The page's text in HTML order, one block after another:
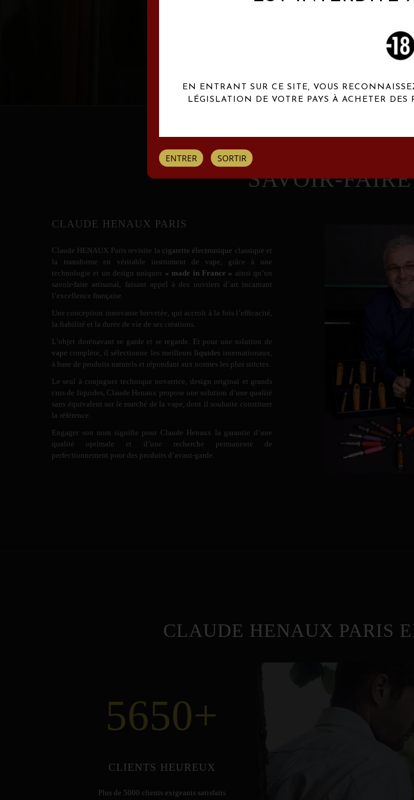
SAVOIR-
CLAUDE HENAUX PARIS
Claude HENAUX Paris revisite la cigarette électronique classique et
la transforme en véritable instrument de vape, grâce à une
technologie et un design uniques « made in France » ainsi qu’un
savoir-faire artisanal, faisant appel à des ouvriers d’art incarnant
l’excellence française.
Une conception innovante brevetée, qui accroît à la fois l’efficacité,
la fiabilité et la durée de vie de ses créations.
L’objet dorénavant se garde et se regarde. Et pour une solution de
vape complète, il sélectionne les meilleurs liquidesinternationaux,
à base de produits naturels et répondant aux normes les plus strictes.
Le seul à conjuguer technique novatrice, design original et grands
crus de liquides, Claude Henaux propose une solution d’une qualité
sans équivalent sur le marché de la vape, dont il souhaite constituer
la référence.
Engager son nom signifie pour Claude Henaux la garantie d’une
qualité optimale et d’une recherche permanente de
perfectionnement pour des produits d’avant-garde.
CLAUDE HENAUX PARIS
5650+
CLIENTS HEUREUX
Plus de 5000 clients exigeants satisfaits
EN ENTRANT SUR CE SITE, VOUS
LÉGISLATION DE VOTRE PAYS À ACHETER
ENTRER SORTIR